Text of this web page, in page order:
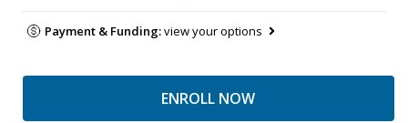
Payment & Funding:view your options
ENROLL NOW